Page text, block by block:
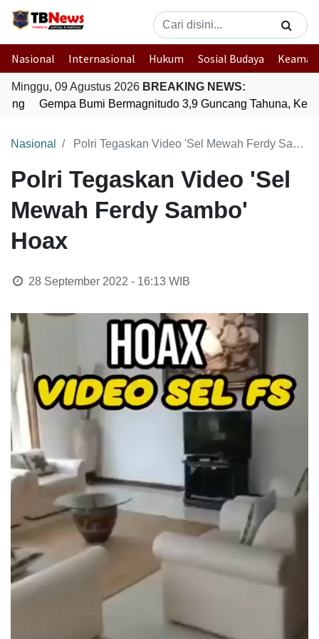
Nasional Internasional Hukum Sosial Budaya
Minggu, 09 Agustus 2026 BREAKING NEWS:
Gempa Bumi Bermagnitudo 3,9 Guncang Tahuna, Kep.
Nasional Polri Tegaskan Video 'Sel Mewah Ferdy Sambo' Hoax
Polri Tegaskan Video 'Sel
Mewah Ferdy Sambo'
Hoax
28 September 2022 - 16:13WIB